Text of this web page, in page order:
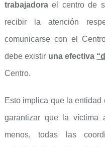
trabajadorael centro de
recibir la atención
comunicarse con el
debe existir una efectiva
Centro.
Esto implica que la
garantizar que la víctima
menos, todas las